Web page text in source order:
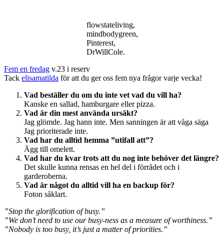
flowstateliving,
mindbodygreen,
Pinterest,
DrWillCole.
Fem en fredag v.23 i reserv
Tack elisamatilda för att du ger oss fem nya frågor varje vecka!
Vad beställer du om du inte vet vad du vill ha?
Kanske en sallad, hamburgare eller pizza.
Vad är din mest använda ursäkt?
Jag glömde. Jag hann inte. Men sanningen är att våga säga
Jag prioriterade inte.
Vad har du alltid hemma ”utifall att”?
Ägg till omelett.
Vad har du kvar trots att du nog inte behöver det längre?
Det skulle kunna rensas en hel del i förrådet och i
garderoberna.
Vad är något du alltid vill ha en backup för?
Foton såklart.
”Stop the glorification of busy.”
”We don’t need to use our busy-ness as a measure of worthiness.”
”Nobody is too busy, it’s just a matter of priorities.”